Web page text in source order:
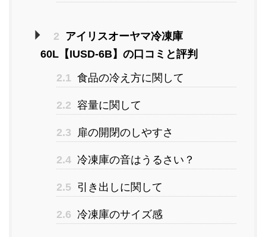
2 アイリスオーヤマ冷凍庫
60L【IUSD-6B】の口コミと評判
2.1 食品の冷え方に関して
2.2 容量に関して
2.3 扉の開閉のしやすさ
2.4 冷凍庫の音はうるさい？
2.5 引き出しに関して
2.6 冷凍庫のサイズ感